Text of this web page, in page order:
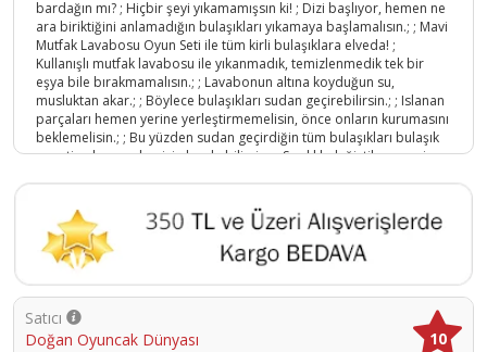
bardağın mı? ; Hiçbir şeyi yıkamamışsın ki! ; Dizi başlıyor, hemen ne
ara biriktiğini anlamadığın bulaşıkları yıkamaya başlamalısın.; ; Mavi
Mutfak Lavabosu Oyun Seti ile tüm kirli bulaşıklara elveda! ;
Kullanışlı mutfak lavabosu ile yıkanmadık, temizlenmedik tek bir
eşya bile bırakmamalısın.; ; Lavabonun altına koyduğun su,
musluktan akar.; ; Böylece bulaşıkları sudan geçirebilirsin.; ; Islanan
parçaları hemen yerine yerleştirmemelisin, önce onların kurumasını
beklemelisin.; ; Bu yüzden sudan geçirdiğin tüm bulaşıkları bulaşık
sepetine kurumaları için bırakabilirsin.; ; Sıcaklık değiştikçe rengi
yemeyi hak ettin.; ; S onra sıcacık bir çay ve kapanış! ; Çocukların
yeni hikayeler oluşturarak hayal güçlerinin ve yaratıcılıklarının
gelişmesini desteklerken onların oyun kurma ve taklit becerilerine
katkı sağlar.; ; Arkadaşlarıyla oynayacakları oyunlar onların
sosyalleşmelerine katkı sağlar.; ; Kutu içerisinde; mutfak lavabosu,
musluk, tava, tabak, sepet, çay bardağı, bıçak, kaşık, çatal, biber,
havuç ve limon bulunmaktadır.; ; Ürün; 3 x 1,5V AA pil ile
çalışmaktadır.; ; Piller kutuya dahil değildir.; ; Kutu ölçüsü: 51 x 13 x
Satıcı
Doğan Oyuncak Dünyası
10